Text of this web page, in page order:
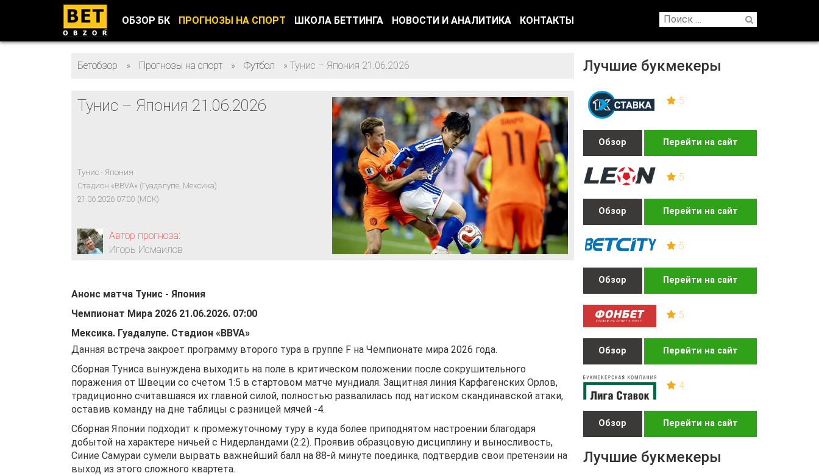
ОБЗОР БК ПРОГНОЗЫ НА СПОРТ ШКОЛА БЕТТИНГА НОВОСТИ И АНАЛИТИКА КОНТАКТЫ
Лучшие букмекеры
5
Обзор Перейти на сайт
5
Обзор Перейти на сайт
5
Обзор Перейти на сайт
5
Обзор Перейти на сайт
4
Обзор Перейти на сайт
Лучшие букмекеры
Бетобзор » Прогнозы на спорт » Футбол » Тунис – Япония 21.06.2026
Тунис – Япония 21.06.2026
Тунис - Япония
Стадион «BBVA» (Гуадалупе, Мексика)
21.06.2026 07:00 (МСК)
Автор прогноза:
Игорь Исмаилов
Данная встреча закроет программу второго тура в группе F на Чемпионате мира 2026 года.
Сборная Туниса вынуждена выходить на поле в критическом положении после сокрушительного
поражения от Швеции со счетом 1:5 в стартовом матче мундиаля. Защитная линия Карфагенских Орлов,
традиционно считавшаяся их главной силой, полностью развалилась под натиском скандинавской атаки,
оставив команду на дне таблицы с разницей мячей -4.
Сборная Японии подходит к промежуточному туру в куда более приподнятом настроении благодаря
добытой на характере ничьей с Нидерландами (2:2). Проявив образцовую дисциплину и выносливость,
Синие Самураи сумели вырвать важнейший балл на 88-й минуте поединка, подтвердив свои претензии на
выход из этого сложного квартета.
Анонс матча Тунис - Япония
Чемпионат Мира 2026 21.06.2026. 07:00
Мексика. Гуадалупе. Стадион «BBVA»